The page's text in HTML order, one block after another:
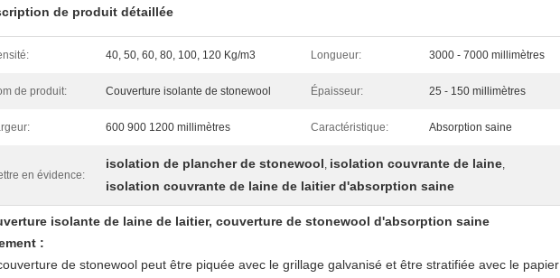
de produit détaillée
40, 50, 60, 80, 100, 120 Kg/m3 Longueur: 3000 - 7000 millimètres
de produit: Couverture isolante de stonewool Épaisseur: 25 - 150 millimètres
600 900 1200 millimètres Caractéristique: Absorption saine
en évidence:
isolation de plancher de stonewool, isolation couvrante de laine,
isolation couvrante de laine de laitier d'absorption saine
isolante de laine de laitier, couverture de stonewool d'absorption saine
:
de stonewool peut être piquée avec le grillage galvanisé et être stratifiée avec le papier